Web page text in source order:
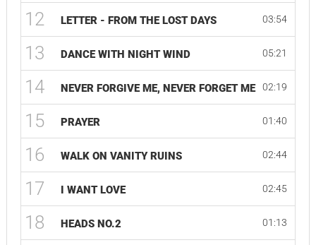
12 LETTER - FROM THE LOST DAYS 03:54
13 DANCE WITH NIGHT WIND 05:21
14 NEVER FORGIVE ME, NEVER FORGET ME 02:19
15 PRAYER 01:40
16 WALK ON VANITY RUINS 02:44
17 I WANT LOVE 02:45
18 HEADS NO.2 01:13